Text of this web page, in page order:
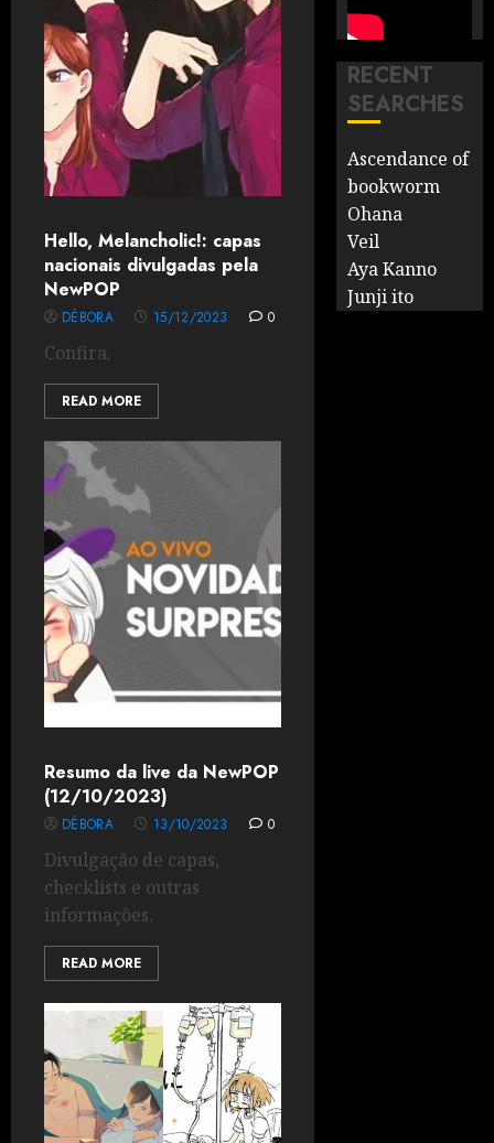
Hello, Melancholic!: capas
nacionais divulgadas pela
NewPOP
DÉBORA 15/12/2023 0
Confira.
READ MORE
Resumo da live da NewPOP
(12/10/2023)
DÉBORA 13/10/2023 0
Divulgação de capas,
checklists e outras
informações.
READ MORE
RECENT
SEARCHES
Ascendance of
bookworm
Ohana
Veil
Aya Kanno
Junji ito